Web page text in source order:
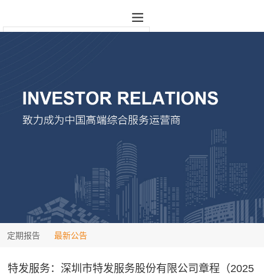
定期报告 最新公告
特发服务：深圳市特发服务股份有限公司章程（2025